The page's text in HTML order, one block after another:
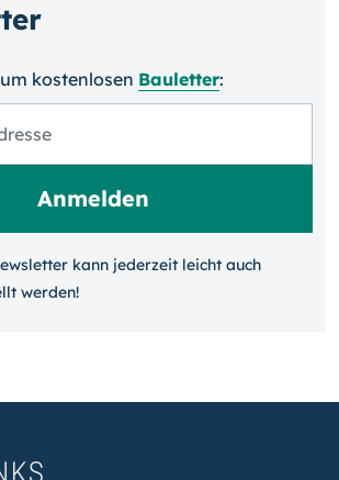
kosten­losen Bauletter:
kann jeder­zeit leicht auch
werden!